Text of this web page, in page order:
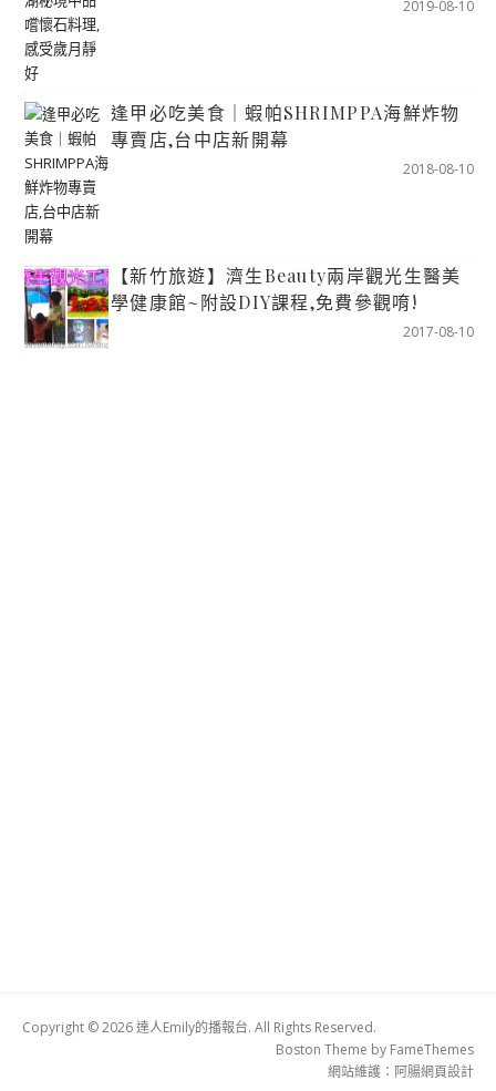
2019-08-10
逢甲必吃美食｜蝦帕SHRIMPPA海鮮炸物
專賣店,台中店新開幕
2018-08-10
【新竹旅遊】濟生Beauty兩岸觀光生醫美
學健康館~附設DIY課程,免費參觀唷!
2017-08-10
Copyright © 2026 達人Emily的播報台. All Rights Reserved.
Boston Theme by FameThemes
網站維護： 阿腸網頁設計